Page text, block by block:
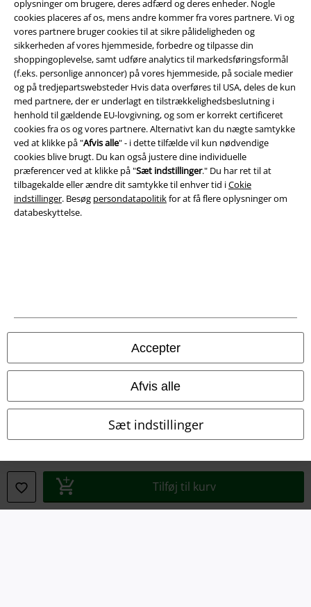
oplysninger om brugere, deres adfærd og deres enheder. Nogle
cookies placeres af os, mens andre kommer fra vores partnere. Vi og
vores partnere bruger cookies til at sikre pålideligheden og
sikkerheden af ​​vores hjemmeside, forbedre og tilpasse din
shoppingoplevelse, samt udføre analytics til markedsføringsformål
(f.eks. personlige annoncer) på vores hjemmeside, på sociale medier
og på tredjepartswebsteder Hvis data overføres til USA, deles de kun
med partnere, der er underlagt en tilstrækkelighedsbeslutning i
henhold til gældende EU-lovgivning, og som er korrekt certificeret
cookies fra os og vores partnere. Alternativt kan du nægte samtykke
ved at klikke på "Afvis alle" - i dette tilfælde vil kun nødvendige
cookies blive brugt. Du kan også justere dine individuelle
præferencer ved at klikke på "Sæt indstillinger." Du har ret til at
tilbagekalde eller ændre dit samtykke til enhver tid iCokie
indstillinger. Besøg persondatapolitikfor at få flere oplysninger om
databeskyttelse.
Accepter
Afvis alle
Sæt indstillinger
Tilføj til kurv
Download den nye EMP app gratis og få glæde af alle forbedringerne
og fordelene!
A Warner Music Group Company
Juridisk
Salgs-, medlems- & leveringsbetingelser
Om EMP Danmark
Persondatapolitik
Bortskaffelse af affald og miljøbeskyttelse
Overensstemmelseserklæring
Oplysninger om tilgængelighed